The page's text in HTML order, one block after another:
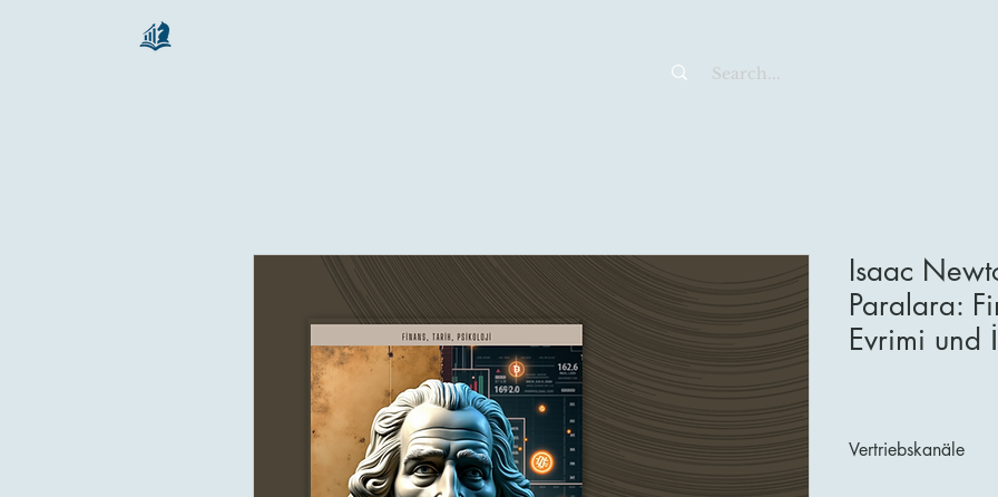
Isaac
Paralara:
Evrimi und
Vertriebskanäle